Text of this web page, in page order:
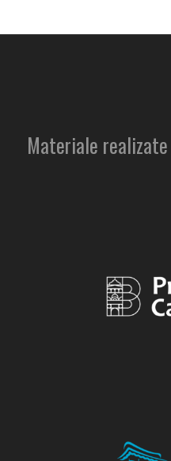
Materiale